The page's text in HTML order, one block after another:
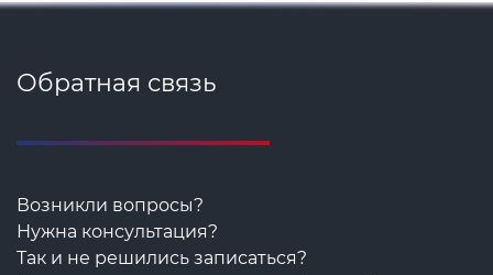
Обратная связь
Возникли вопросы?
Нужна консультация?
Так и не решились записаться?